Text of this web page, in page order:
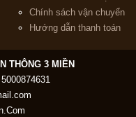
Chính sách vận chuyển
Hướng dẫn thanh toán
THÔNG 3 MIỀN